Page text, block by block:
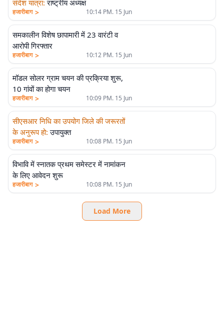
संदेश यात्रा: राष्ट्रीय अध्यक्ष
हजारीबाग > 10:14 PM. 15 Jun
समकालीन विशेष छापामारी में 23 वारंटी व
आरोपी गिरफ्तार
हजारीबाग > 10:12 PM. 15 Jun
मॉडल सोलर ग्राम चयन की प्रक्रिया शुरू,
10 गांवों का होगा चयन
हजारीबाग > 10:09 PM. 15 Jun
सीएसआर निधि का उपयोग जिले की जरूरतों
के अनुरूप हो: उपायुक्त
हजारीबाग > 10:08 PM. 15 Jun
विभावि में स्नातक प्रथम समेस्टर में नामांकन
के लिए आवेदन शुरू
हजारीबाग > 10:08 PM. 15 Jun
Load More